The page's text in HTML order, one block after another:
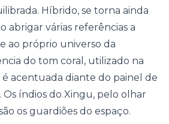
Híbrido, se torna ainda
abrigar várias referências a
ao próprio universo da
do tom coral, utilizado na
é acentuada diante do painel de
Os índios do Xingu, pelo olhar
os guardiões do espaço.